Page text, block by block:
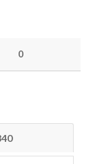
0